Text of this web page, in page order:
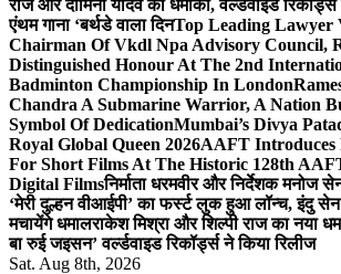
राज और दामिनी यादव का धमाका, वर्ल्डवाइड
एंथम गाना ‘बर्थडे वाला दिनTop Leading Lawyer
Chairman Of Vkdl Npa Advisory Council,
Distinguished Honour At The 2nd
Badminton Championship In London
Chandra A Submarine Warrior, A Nation
Symbol Of DedicationMumbai’s Divya
Royal Global Queen 2026AAFT Introduces
For Short Films At The Historic 128th
Digital Filmsनिर्माता धरमवीर और निर्देशक मनोज
‘मेरी दुल्हन वीआईपी’ का फर्स्ट लुक हुआ लॉन्च, इंदु
मचायेंगे धमालराकेश मिश्रा और शिल्पी राज का नया
बा रुई जइसन’ वर्ल्डवाइड रिकॉर्ड्स ने किया रिलीज
Sat. Aug 8th, 2026